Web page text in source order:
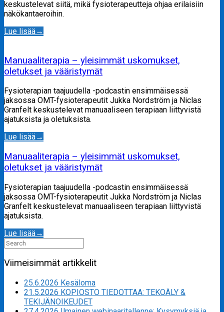
keskustelevat siitä, mikä fysioterapeutteja ohjaa erilaisiin
näkökantaeroihin.
Lue lisää→
Manuaaliterapia – yleisimmät uskomukset,
oletukset ja vääristymät
Fysioterapian taajuudella -podcastin ensimmäisessä
jaksossa OMT-fysioterapeutit Jukka Nordström ja Niclas
Granfelt keskustelevat manuaaliseen terapiaan liittyvistä
ajatuksista ja oletuksista.
Lue lisää→
Manuaaliterapia – yleisimmät uskomukset,
oletukset ja vääristymät
Fysioterapian taajuudella -podcastin ensimmäisessä
jaksossa OMT-fysioterapeutit Jukka Nordström ja Niclas
Granfelt keskustelevat manuaaliseen terapiaan liittyvistä
ajatuksista.
Lue lisää→
Search
for:
Viimeisimmät artikkelit
25.6.2026 Kesäloma
21.5.2026 KOPIOSTO TIEDOTTAA: TEKOÄLY &
TEKIJÄNOIKEUDET